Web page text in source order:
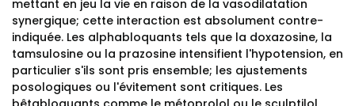
mettant en jeu la vie en raison de la vasodilatation
synergique; cette interaction est absolument contre-
indiquée. Les alphabloquants tels que la doxazosine, la
tamsulosine ou la prazosine intensifient l'hypotension, en
particulier s'ils sont pris ensemble; les ajustements
posologiques ou l'évitement sont critiques. Les